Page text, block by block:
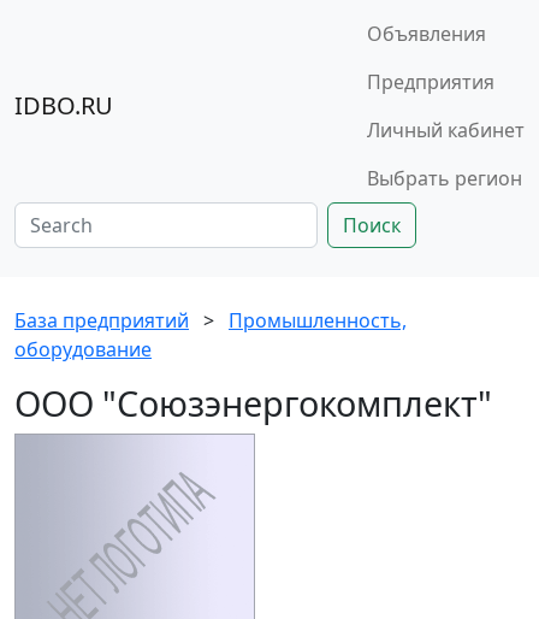
IDBO.RU
Объявления
Предприятия
Личный кабинет
Выбрать регион
Поиск
База предприятий > Промышленность,
оборудование
ООО "Союзэнергокомплект"